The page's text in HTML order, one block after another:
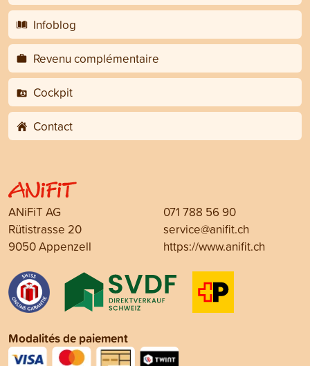
Infoblog
Revenu complémentaire
Cockpit
Contact
ANiFiT AG
Rütistrasse 20
9050 Appenzell
071 788 56 90
service@anifit.ch
https://www.anifit.ch
Modalités de paiement